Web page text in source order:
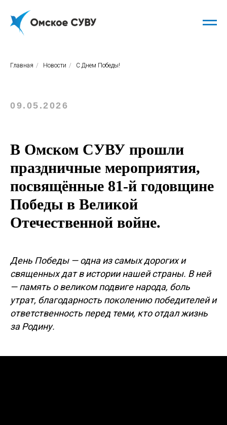
Главная / Новости / С Днем Победы!
09.05.2026
В Омском СУВУ прошли
праздничные мероприятия,
посвящённые 81-й годовщине
Победы в Великой
Отечественной войне.
День Победы — одна из самых дорогих и
священных дат в истории нашей страны. В ней
— память о великом подвиге народа, боль
утрат, благодарность поколению победителей и
ответственность перед теми, кто отдал жизнь
за Родину.